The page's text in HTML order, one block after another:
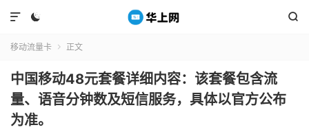
 

移动流量卡  正文
中国移动48元套餐详细内容：该套餐包含流
量、语音分钟数及短信服务，具体以官方公布
为准。